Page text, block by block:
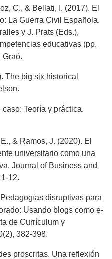
C., & Bellati, I. (2017). El
La Guerra Civil Española.
y J. Prats (Eds.),
educativas (pp.
Graó.
The big six historical
Teoría y práctica.
& Ramos, J. (2020). El
universitario como una
Journal of Business and
12.
disruptivas para
Usando blogs como e-
de Currículum y
382-398.
proscritas. Una reflexión